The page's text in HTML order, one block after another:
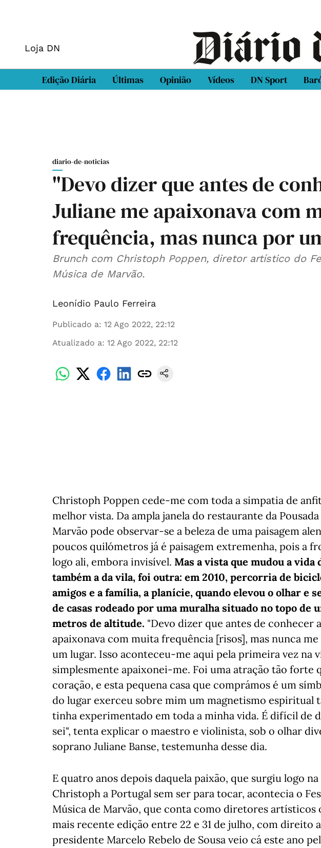
Loja DN
Edição Diária Últimas Opinião Vídeos DN Sport
diario-de-noticias
"Devo dizer que antes de
Juliane me apaixonava com
frequência, mas nunca por
Brunch com Christoph Poppen, diretor artístico do
Música de Marvão.
Leonídio Paulo Ferreira
Publicado a: 12 Ago 2022, 22:12
Atualizado a: 12 Ago 2022, 22:12
Christoph Poppen cede-me com toda a simpatia de
melhor vista. Da ampla janela do restaurante da
Marvão pode observar-se a beleza de uma paisagem
poucos quilómetros já é paisagem extremenha, pois a
logo ali, embora invisível. Mas a vista que mudou a vida
também a da vila, foi outra: em 2010, percorria de
amigos e a família, a planície, quando elevou o olhar e
de casas rodeado por uma muralha situado no topo de
metros de altitude. "Devo dizer que antes de conhecer
apaixonava com muita frequência [risos], mas nunca
um lugar. Isso aconteceu-me aqui pela primeira vez na
simplesmente apaixonei-me. Foi uma atração tão forte
coração, e esta pequena casa que comprámos é um
do lugar exerceu sobre mim um magnetismo espiritual
tinha experimentado em toda a minha vida. É difícil de
sei", tenta explicar o maestro e violinista, sob o olhar
soprano Juliane Banse, testemunha desse dia.
E quatro anos depois daquela paixão, que surgiu logo
Christoph a Portugal sem ser para tocar, acontecia o
Música de Marvão, que conta como diretores artísticos
mais recente edição entre 22 e 31 de julho, com direito
presidente Marcelo Rebelo de Sousa veio cá este ano